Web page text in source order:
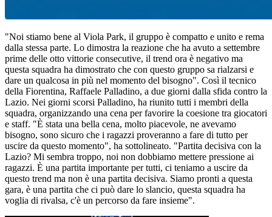
"Noi stiamo bene al Viola Park, il gruppo è compatto e unito e rema
dalla stessa parte. Lo dimostra la reazione che ha avuto a settembre
prime delle otto vittorie consecutive, il trend ora è negativo ma
questa squadra ha dimostrato che con questo gruppo sa rialzarsi e
dare un qualcosa in più nel momento del bisogno". Così il tecnico
della Fiorentina, Raffaele Palladino, a due giorni dalla sfida contro la
Lazio. Nei giorni scorsi Palladino, ha riunito tutti i membri della
squadra, organizzando una cena per favorire la coesione tra giocatori
e staff. "È stata una bella cena, molto piacevole, ne avevamo
bisogno, sono sicuro che i ragazzi proveranno a fare di tutto per
uscire da questo momento", ha sottolineato. "Partita decisiva con la
Lazio? Mi sembra troppo, noi non dobbiamo mettere pressione ai
ragazzi. È una partita importante per tutti, ci teniamo a uscire da
questo trend ma non è una partita decisiva. Siamo pronti a questa
gara, è una partita che ci può dare lo slancio, questa squadra ha
voglia di rivalsa, c'è un percorso da fare insieme".